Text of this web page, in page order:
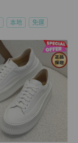
本地 免運